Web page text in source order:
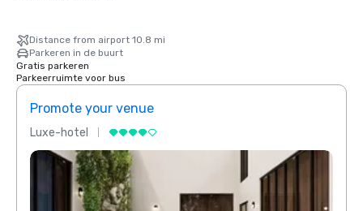
Distance from airport 10.8 mi
Parkeren in de buurt
Gratis parkeren
Parkeerruimte voor bus
Promote your venue
Luxe-hotel